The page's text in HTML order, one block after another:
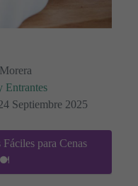
Entrantes
Septiembre 2025
Fáciles para Cenas
🍽️